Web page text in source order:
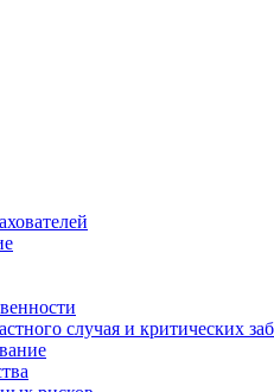
случая и критических